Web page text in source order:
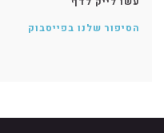
הסיפור שלנו בפייסבוק